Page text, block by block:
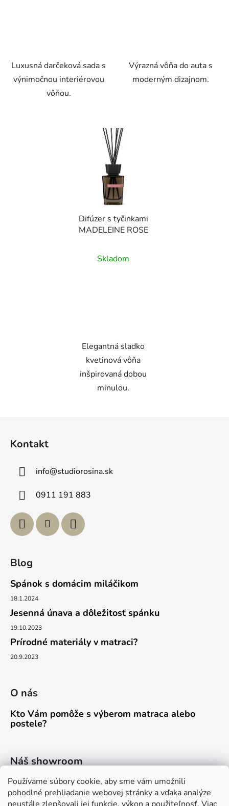
Používame súbory cookie, aby sme vám umožnili
pohodlné prehliadanie webovej stránky a vďaka analýze
Luxusná darčeková sada s
výnimočnou interiérovou
vôňou.
Výrazná vôňa do auta s
moderným dizajnom.
Difúzer s tyčinkami
MADELEINE ROSE
Skladom
Elegantná sladko
kvetinová vôňa
inšpirovaná dobou
minulou.
Kontakt
info@studiorosina.sk
0911 191 883
Blog
Spánok s domácim miláčikom
18.1.2024
Jesenná únava a dôležitosť spánku
19.10.2023
Prírodné materiály v matraci?
20.9.2023
O nás
Kto Vám pomôže s výberom matraca alebo
postele?
Náš showroom
PÚCHOV, 1.MÁJA 1457/44